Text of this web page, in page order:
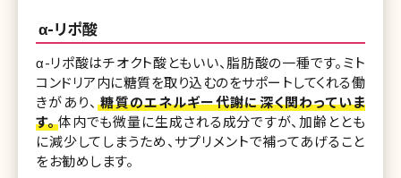
α-リポ酸
α-リポ酸はチオクト酸ともいい、脂肪酸の一種です。ミト
コンドリア内に糖質を取り込むのをサポートしてくれる働
きがあり、糖質のエネルギー代謝に深く関わっていま
す。体内でも微量に生成される成分ですが、加齢ととも
に減少してしまうため、サプリメントで補ってあげること
をお勧めします。